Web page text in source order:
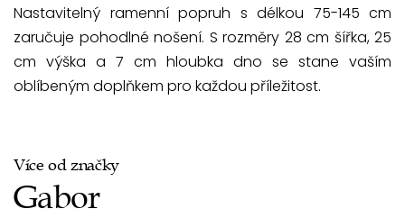
Nastavitelný ramenní popruh s délkou 75-145 cm
zaručuje pohodlné nošení. S rozměry 28 cm šířka, 25
cm výška a 7 cm hloubka dno se stane vaším
oblíbeným doplňkem pro každou příležitost.
Více od značky
Gabor